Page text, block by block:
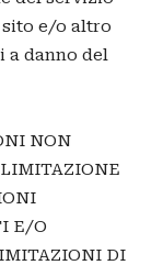
e/o altro
a danno del
NON
E/O
DI